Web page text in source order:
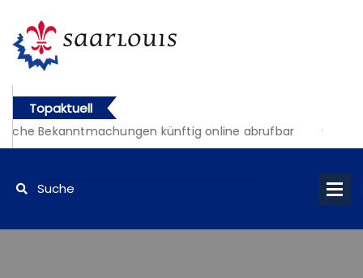
Topaktuell
Bekanntmachungen künftig online abrufbar